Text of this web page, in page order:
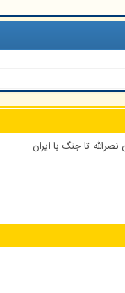
تا جنگ با ایران